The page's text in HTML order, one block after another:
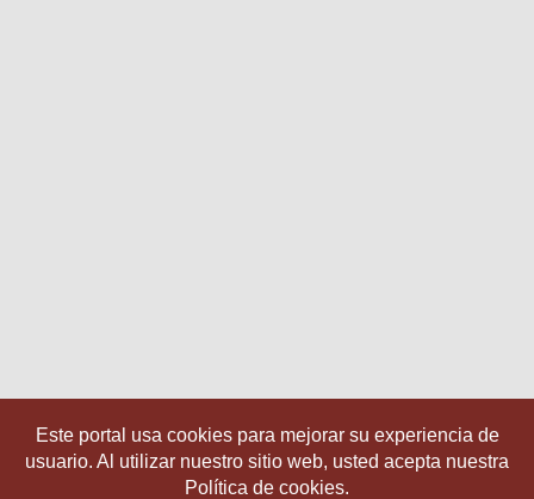
Este portal usa cookies para mejorar su experiencia de
usuario. Al utilizar nuestro sitio web, usted acepta nuestra
Política de cookies.